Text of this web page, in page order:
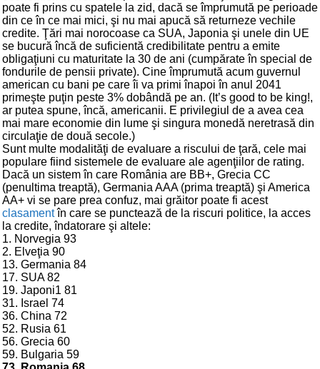
poate fi prins cu spatele la zid, dacă se împrumută pe perioade
din ce în ce mai mici, şi nu mai apucă să returneze vechile
credite. Ţări mai norocoase ca SUA, Japonia şi unele din UE
se bucură încă de suficientă credibilitate pentru a emite
obligaţiuni cu maturitate la 30 de ani (cumpărate în special de
fondurile de pensii private). Cine împrumută acum guvernul
american cu bani pe care îi va primi înapoi în anul 2041
primeşte puţin peste 3% dobândă pe an. (It’s good to be king!,
ar putea spune, încă, americanii. E privilegiul de a avea cea
mai mare economie din lume şi singura monedă neretrasă din
circulaţie de două secole.)
Sunt multe modalităţi de evaluare a riscului de ţară, cele mai
populare fiind sistemele de evaluare ale agenţiilor de rating.
Dacă un sistem în care România are BB+, Grecia CC
(penultima treaptă), Germania AAA (prima treaptă) şi America
AA+ vi se pare prea confuz, mai grăitor poate fi acest
clasamentîn care se punctează de la riscuri politice, la acces
la credite, îndatorare şi altele:
1. Norvegia 93
2. Elveţia 90
13. Germania 84
17. SUA 82
19. Japoni1 81
31. Israel 74
36. China 72
52. Rusia 61
56. Grecia 60
59. Bulgaria 59